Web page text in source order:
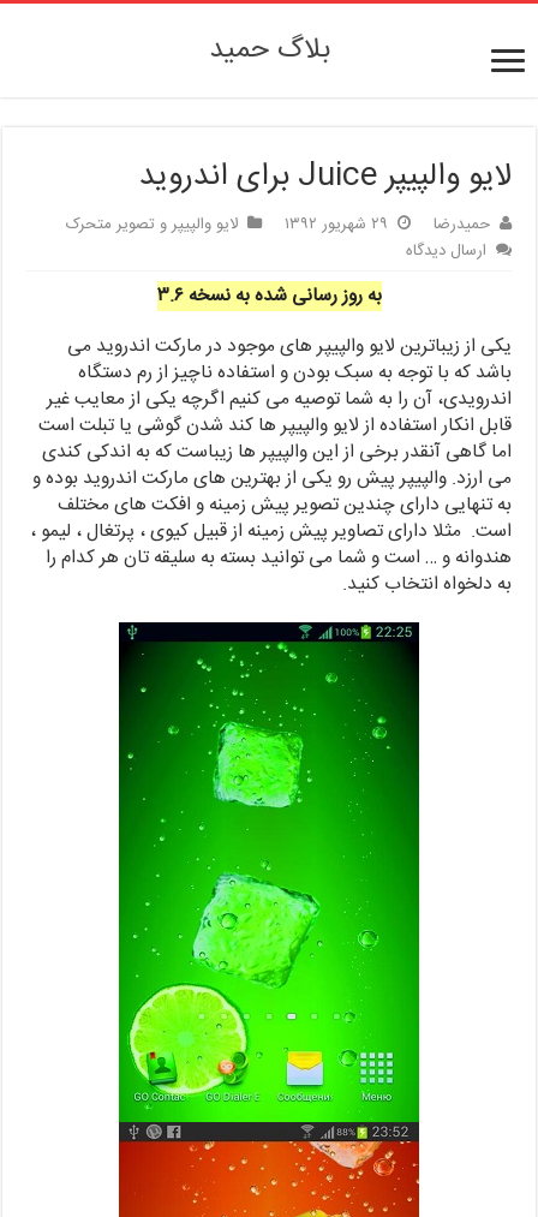
بلاگ حمید
لایو والپیپر Juice برای اندروید
حمیدرضا ۲۹ شهریور ۱۳۹۲
لایو والپیپر و تصویر متحرک
ارسال دیدگاه
به روز رسانی شده به نسخه ۳.۶
یکی از زیباترین لایو والپیپر های موجود در مارکت اندروید می
باشد که با توجه به سبک بودن و استفاده ناچیز از رم دستگاه
اندرویدی، آن را به شما توصیه می کنیم اگرچه یکی از معایب غیر
قابل انکار استفاده از لایو والپیپر ها کند شدن گوشی یا تبلت است
اما گاهی آنقدر برخی از این والپیپر ها زیباست که به اندکی کندی
می ارزد. والپیپر پیش رو یکی از بهترین های مارکت اندروید بوده و
به تنهایی دارای چندین تصویر پیش زمینه و افکت های مختلف
است. مثلا دارای تصاویر پیش زمینه از قبیل کیوی ، پرتغال ، لیمو ،
هندوانه و … است و شما می توانید بسته به سلیقه تان هر کدام را
به دلخواه انتخاب کنید.